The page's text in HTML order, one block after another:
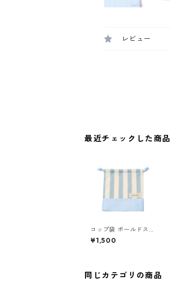
レビュー
最近チェックした商品
コップ袋 ボールドスト
ライプ×ブルー 85-728
95-2
¥1,500
同じカテゴリの商品